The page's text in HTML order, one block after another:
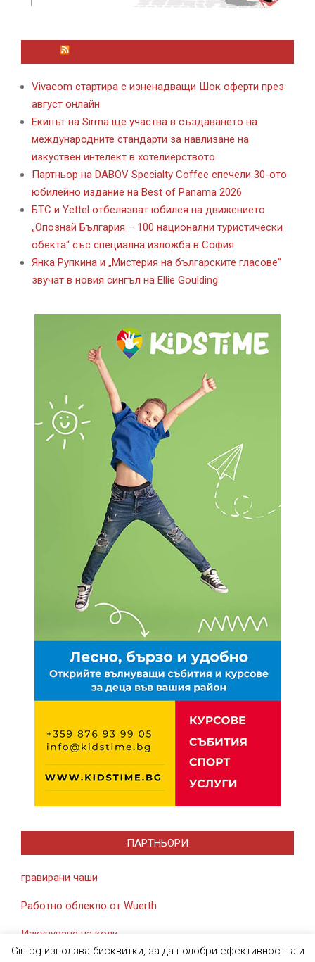
Vivacom стартира с изненадващи Шок оферти през
август онлайн
Екипът на Sirma ще участва в създаването на
международните стандарти за навлизане на
изкуствен интелект в хотелиерството
Партньор на DABOV Specialty Coffee спечели 30-ото
юбилейно издание на Best of Panama 2026
БТС и Yettel отбелязват юбилея на движението
„Опознай България – 100 национални туристически
обекта“ със специална изложба в София
Янка Рупкина и „Мистерия на българските гласове“
звучат в новия сингъл на Ellie Goulding
ПАРТНЬОРИ
гравирани чаши
Работно облекло от Wuerth
Изкупуване на коли
Girl.bg използва бисквитки, за да подобри ефективността и